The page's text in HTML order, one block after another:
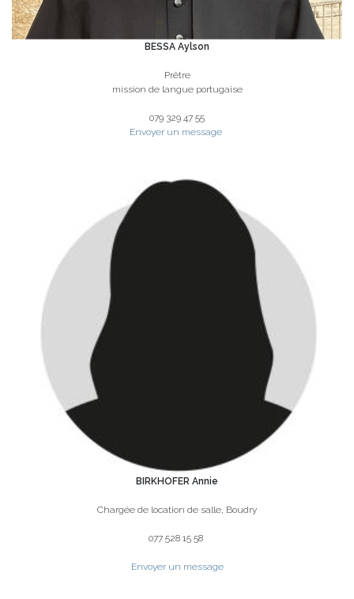
BESSA Aylson
Prêtre
mission de langue portugaise
079 329 47 55
Envoyer un message
BIRKHOFER Annie
Chargée de location de salle, Boudry
077 528 15 58
Envoyer un message